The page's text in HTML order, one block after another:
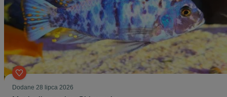
Dodane 28 lipca 2026